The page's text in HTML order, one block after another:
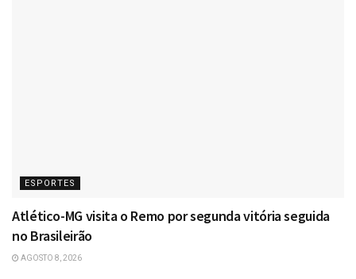
ESPORTES
Atlético-MG visita o Remo por segunda vitória seguida
no Brasileirão
AGOSTO 8, 2026